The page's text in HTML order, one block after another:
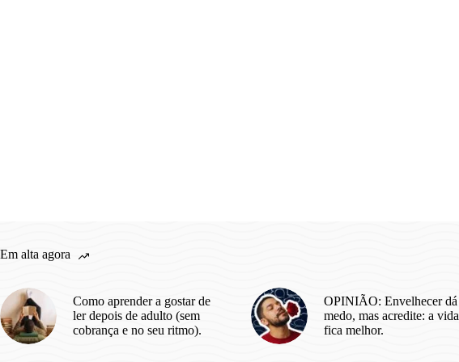
Em alta agora
Como aprender a gostar de
ler depois de adulto (sem
cobrança e no seu ritmo).
OPINIÃO: Envelhecer dá
medo, mas acredite: a vida
fica melhor.